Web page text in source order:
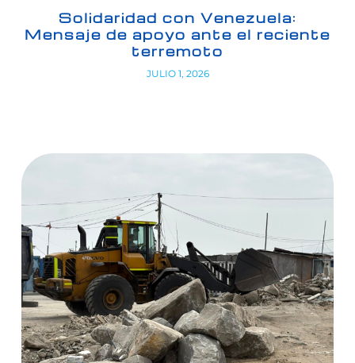
Solidaridad con Venezuela:
Mensaje de apoyo ante el reciente
terremoto
JULIO 1, 2026